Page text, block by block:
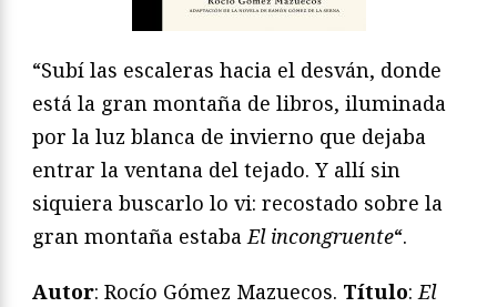
“Subí las escaleras hacia el desván, donde
está la gran montaña de libros, iluminada
por la luz blanca de invierno que dejaba
entrar la ventana del tejado. Y allí sin
siquiera buscarlo lo vi: recostado sobre la
gran montaña estabaEl incongruente“.
Autor: Rocío Gómez Mazuecos. Título:El